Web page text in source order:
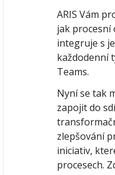
ARIS Vám
jak procesní
integruje s
každodenní
Teams.
Nyní se tak
zapojit do
zlepšování
iniciativ,
procesech.